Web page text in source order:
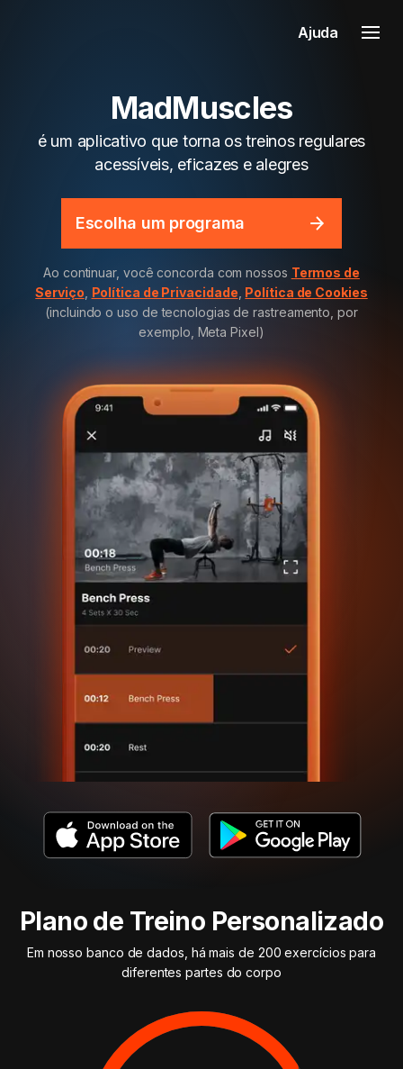
Ajuda
MadMuscles
é um aplicativo que torna os treinos regulares
acessíveis, eficazes e alegres
Escolha um programa
Ao continuar, você concorda com nossos Termos de
Serviço Política de Privacidade Política de Cookies
(incluindo o uso de tecnologias de rastreamento, por
exemplo, Meta Pixel)
Plano de Treino Personalizado
Em nosso banco de dados, há mais de 200 exercícios para
diferentes partes do corpo